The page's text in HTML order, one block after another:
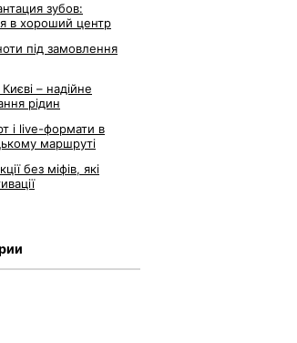
зубов:
в хороший центр
під замовлення
– надійне
рідин
і live-формати в
маршруті
без міфів, які